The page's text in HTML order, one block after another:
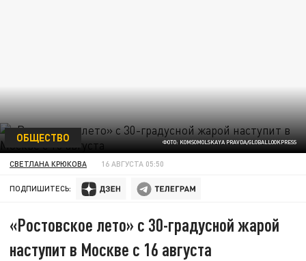
ФОТО: KOMSOMOLSKAYA PRAVDA/GLOBALLOOKPRESS
ОБЩЕСТВО
СВЕТЛАНА КРЮКОВА 16 АВГУСТА 05:50
ПОДПИШИТЕСЬ:
«Ростовское лето» с 30-градусной жарой
наступит в Москве с 16 августа